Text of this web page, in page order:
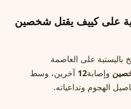
على كييف يقتل شخصين
باليستية على العاصمة
وإصابة12 آخرين، وسط
الهجوم وتداعياته.